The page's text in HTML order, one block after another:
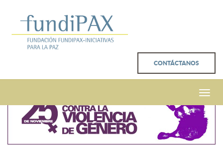
CONTÁCTANOS
Toggle